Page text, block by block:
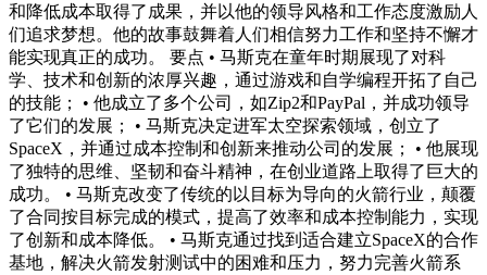
和降低成本取得了成果，并以他的领导风格和工作态度激励人
们追求梦想。他的故事鼓舞着人们相信努力工作和坚持不懈才
能实现真正的成功。 要点 • 马斯克在童年时期展现了对科
学、技术和创新的浓厚兴趣，通过游戏和自学编程开拓了自己
的技能； • 他成立了多个公司，如Zip2和PayPal，并成功领导
了它们的发展； • 马斯克决定进军太空探索领域，创立了
SpaceX，并通过成本控制和创新来推动公司的发展； • 他展现
了独特的思维、坚韧和奋斗精神，在创业道路上取得了巨大的
成功。 • 马斯克改变了传统的以目标为导向的火箭行业，颠覆
了合同按目标完成的模式，提高了效率和成本控制能力，实现
了创新和成本降低。 • 马斯克通过找到适合建立SpaceX的合作
基地，解决火箭发射测试中的困难和压力，努力完善火箭系